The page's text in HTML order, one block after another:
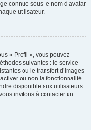
connue sous le nom d’avatar
utilisateur.
« Profil », vous pouvez
suivantes : le service
ou le transfert d’images
ou non la fonctionnalité
disponible aux utilisateurs.
invitons à contacter un